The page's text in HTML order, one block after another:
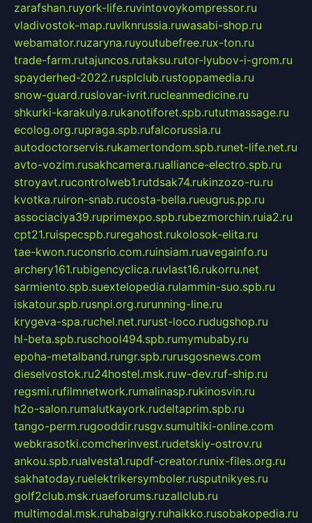
zarafshan.ruyork-life.ruvintovoykompressor.ru
vladivostok-map.ruvlknrussia.ruwasabi-shop.ru
webamator.ruzaryna.ruyoutubefree.rux-ton.ru
trade-farm.rutajuncos.rutaksu.rutor-lyubov-i-grom.ru
spayderhed-2022.rusplclub.rustoppamedia.ru
snow-guard.ruslovar-ivrit.rucleanmedicine.ru
shkurki-karakulya.rukanotiforet.spb.rututmassage.ru
ecolog.org.rupraga.spb.rufalcorussia.ru
autodoctorservis.rukamertondom.spb.runet-life.net.ru
avto-vozim.rusakhcamera.rualliance-electro.spb.ru
stroyavt.rucontrolweb1.rutdsak74.rukinzozo-ru.ru
kvotka.ruiron-snab.rucosta-bella.rueugrus.pp.ru
associaciya39.ruprimexpo.spb.rubezmorchin.ruia2.ru
cpt21.ruispecspb.ruregahost.rukolosok-elita.ru
tae-kwon.ruconsrio.com.ruinsiam.ruavegainfo.ru
archery161.rubigencyclica.ruvlast16.rukorru.net
sarmiento.spb.suextelopedia.rulammin-suo.spb.ru
iskatour.spb.rusnpi.org.rurunning-line.ru
krygeva-spa.ruchel.net.rurust-loco.rudugshop.ru
hl-beta.spb.ruschool494.spb.rumymubaby.ru
epoha-metalband.rungr.spb.rurusgosnews.com
dieselvostok.ru24hostel.msk.ruw-dev.ruf-ship.ru
regsmi.rufilmnetwork.rumalinasp.rukinosvin.ru
h2o-salon.rumalutkayork.rudeltaprim.spb.ru
tango-perm.rugooddir.rusgv.sumultiki-online.com
webkrasotki.comcherinvest.rudetskiy-ostrov.ru
ankou.spb.rualvesta1.rupdf-creator.runix-files.org.ru
sakhatoday.ruelektrikersymboler.rusputnikyes.ru
golf2club.msk.ruaeforums.ruzallclub.ru
multimodal.msk.ruhabaigry.ruhaikko.rusobakopedia.ru